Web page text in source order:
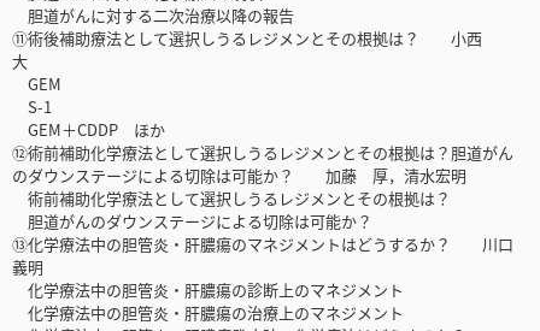
胆道がんに対する二次治療以降の報告
⑪術後補助療法として選択しうるレジメンとその根拠は？ 小西
大
GEM
S-1
GEM＋CDDP ほか
⑫術前補助化学療法として選択しうるレジメンとその根拠は？胆道がん
のダウンステージによる切除は可能か？ 加藤 厚，清水宏明
術前補助化学療法として選択しうるレジメンとその根拠は？
胆道がんのダウンステージによる切除は可能か？
⑬化学療法中の胆管炎・肝膿瘍のマネジメントはどうするか？ 川口
義明
化学療法中の胆管炎・肝膿瘍の診断上のマネジメント
化学療法中の胆管炎・肝膿瘍の治療上のマネジメント